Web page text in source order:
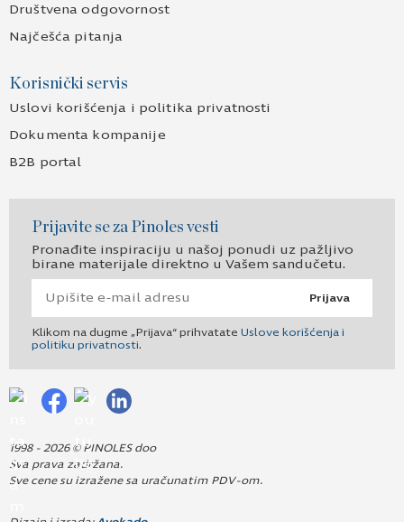
Društvena odgovornost
Najčešća pitanja
Korisnički servis
Uslovi korišćenja i politika privatnosti
Dokumenta kompanije
B2B portal
Prijavite se za Pinoles vesti
Pronađite inspiraciju u našoj ponudi uz pažljivo
birane materijale direktno u Vašem sandučetu.
Prijava
Klikom na dugme „Prijava“ prihvatate Uslove korišćenja i
politiku privatnosti.
1998 - 2026 © PINOLES doo
Sva prava zadržana.
Sve cene su izražene sa uračunatim PDV-om.